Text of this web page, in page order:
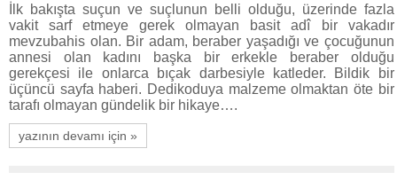
İlk bakışta suçun ve suçlunun belli olduğu, üzerinde fazla
vakit sarf etmeye gerek olmayan basit adî bir vakadır
mevzubahis olan. Bir adam, beraber yaşadığı ve çocuğunun
annesi olan kadını başka bir erkekle beraber olduğu
gerekçesi ile onlarca bıçak darbesiyle katleder. Bildik bir
üçüncü sayfa haberi. Dedikoduya malzeme olmaktan öte bir
tarafı olmayan gündelik bir hikaye….
yazının devamı için »